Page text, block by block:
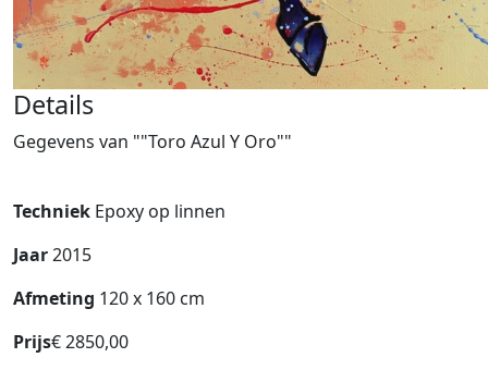
Details
Gegevens van ""Toro Azul Y Oro""
Techniek Epoxy op linnen
Jaar2015
Afmeting 120 x 160 cm
Prijs€ 2850,00